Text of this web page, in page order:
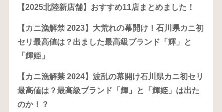
【2025北陸新店舗】おすすめ11店まとめました！
【カニ漁解禁 2023】大荒れの幕開け！石川県カニ初
セリ最高値は？出ました最高級ブランド「輝」と
「輝姫」
【カニ漁解禁 2024】波乱の幕開け石川県カニ初セリ
最高値は？最高級ブランド「輝」と「輝姫」は出た
のか！？